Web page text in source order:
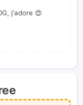
j'adore 😍